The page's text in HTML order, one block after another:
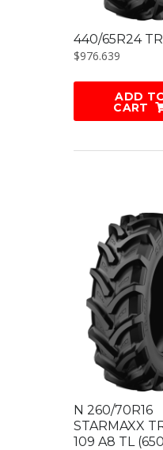
440/65R24
$976.639
ADD
CART
N 260/70R16
STARMAXX
109 A8 TL